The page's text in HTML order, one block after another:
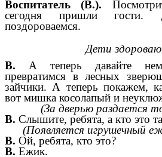
Воспитатель (В.).
сегодня пришли гости.
поздороваемся.
Дети
В. А теперь давайте
превратимся в лесных
зайчики. А теперь покажем,
вот мишка косолапый и
(За дверью раздается
В. Слышите, ребята, а кто это
(Появляется игрушечный
В. Ой, ребята, кто это?
В. Ежик.